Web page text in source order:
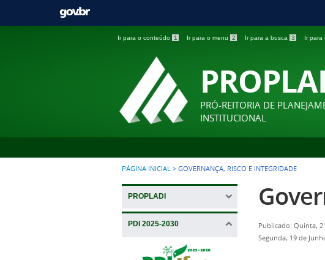
Ir para o conteúdo 1 Ir para o menu 2 Ir para a busca 3 Ir para
PRÓ-REITORIA DE
INSTITUCIONAL
PÁGINA INICIAL > GOVERNANÇA, RISCO E INTEGRIDADE
PROPLADI
PDI 2025-2030 Publicado: Quinta,
Segunda, 19 de